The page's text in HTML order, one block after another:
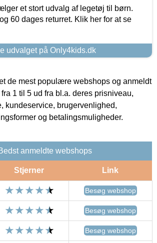
et stort udvalg af legetøj til børn.
60 dages returret. Klik her for at se
udvalget på Only4kids.dk
de mest populære webshops og anmeldt
1 til 5 ud fra bl.a. deres prisniveau,
kundeservice, brugervenlighed,
og betalingsmuligheder.
anmeldte webshops
Stjerner Link
Besøg webshop
Besøg webshop
Besøg webshop